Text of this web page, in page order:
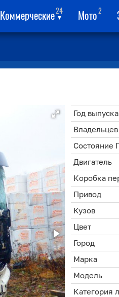
Коммерческие24
▾ Мото2
Год выпуска
Состояние
Двигатель
Коробка
Привод
Кузов
Цвет
Город
Марка
Модель
Категория